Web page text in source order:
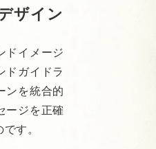
ザイン
ドイメージ
ドガイドラ
ンを統合的
ージを正確
す。